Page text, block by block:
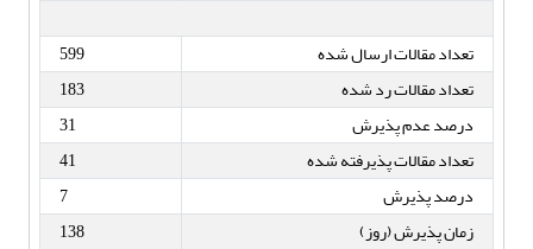
تعداد مقالات ارسال شده
599
تعداد مقالات رد شده
183
درصد عدم پذیرش
31
تعداد مقالات پذیرفته شده
41
درصد پذیرش
7
زمان پذیرش (روز)
138